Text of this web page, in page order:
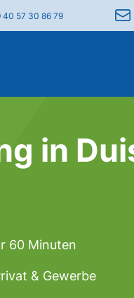
40 57 30 86 79
in
60 Minuten
& Gewerbe